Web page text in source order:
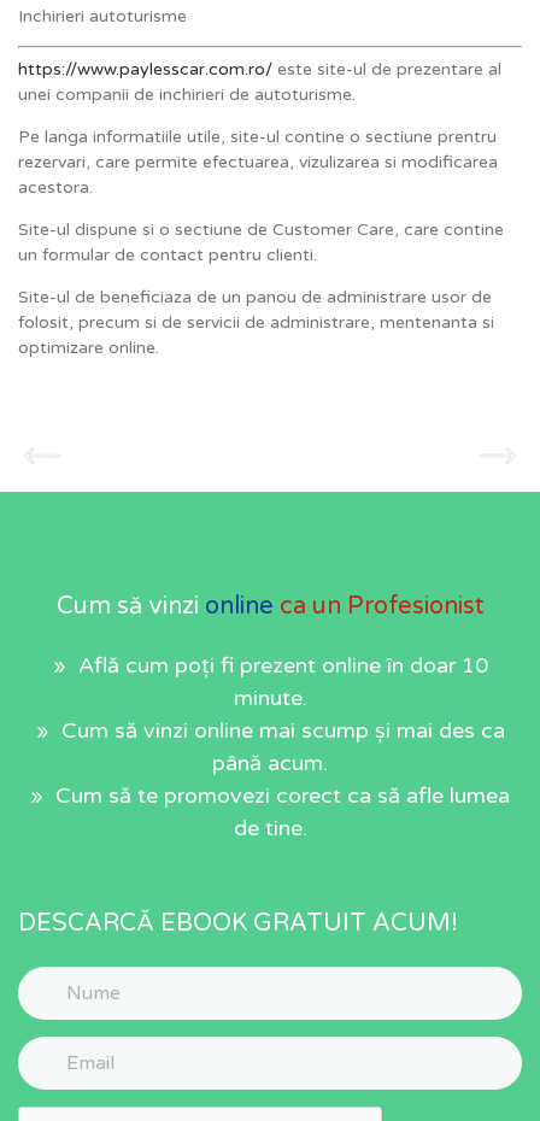
Inchirieri autoturisme
https://www.paylesscar.com.ro/ este site-ul de prezentare al
unei companii de inchirieri de autoturisme.
Pe langa informatiile utile, site-ul contine o sectiune prentru
rezervari, care permite efectuarea, vizulizarea si modificarea
acestora.
Site-ul dispune si o sectiune de Customer Care, care contine
un formular de contact pentru clienti.
Site-ul de beneficiaza de un panou de administrare usor de
folosit, precum si de servicii de administrare, mentenanta si
optimizare online.
Cum să vinzi online ca un Profesionist
» Află cum poți fi prezent online în doar 10
minute.
» Cum să vinzi online mai scump și mai des ca
până acum.
» Cum să te promovezi corect ca să afle lumea
de tine.
DESCARCĂ EBOOK GRATUIT ACUM!